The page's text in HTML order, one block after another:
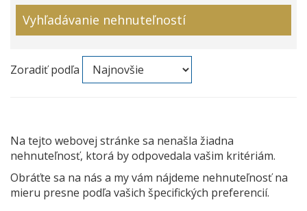
Vyhľadávanie nehnuteľností
Zoradiť podľa
Na tejto webovej stránke sa nenašla žiadna
nehnuteľnosť, ktorá by odpovedala vašim kritériám.
Obráťte sa na nás a my vám nájdeme nehnuteľnosť na
mieru presne podľa vašich špecifických preferencií.